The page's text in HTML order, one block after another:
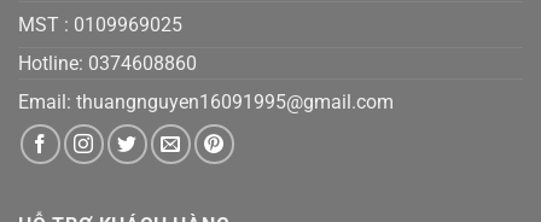
MST : 0109969025
Hotline: 0374608860
Email: thuangnguyen16091995@gmail.com